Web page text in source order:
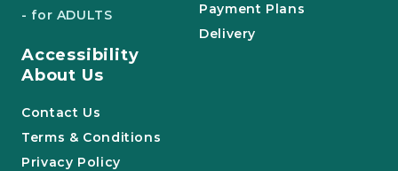
- for ADULTS
Accessibility
Payment Plans
Delivery
About Us
Contact Us
Terms & Conditions
Privacy Policy